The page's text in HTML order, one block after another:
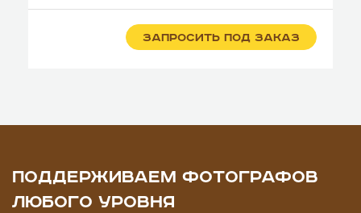
ЗАПРОСИТЬ ПОД ЗАКАЗ
ПОДДЕРЖИВАЕМ ФОТОГРАФОВ
ЛЮБОГО УРОВНЯ